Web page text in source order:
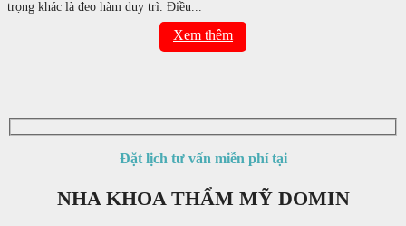
trọng khác là đeo hàm duy trì. Điều...
Xem thêm
Đặt lịch tư vấn miễn phí tại
NHA KHOA THẨM MỸ DOMIN